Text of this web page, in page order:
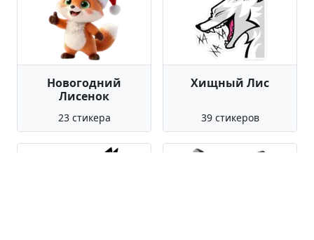
Новогодний
Лисенок
23 стикера
Хищный Лис
39 стикеров